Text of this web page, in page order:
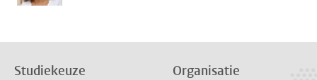
Studiekeuze Organisatie